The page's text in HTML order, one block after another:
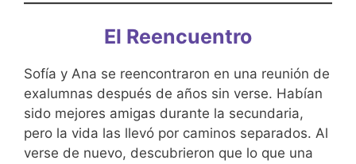
El Reencuentro
Sofía y Ana se reencontraron en una reunión de
exalumnas después de años sin verse. Habían
sido mejores amigas durante la secundaria,
pero la vida las llevó por caminos separados. Al
verse de nuevo, descubrieron que lo que una